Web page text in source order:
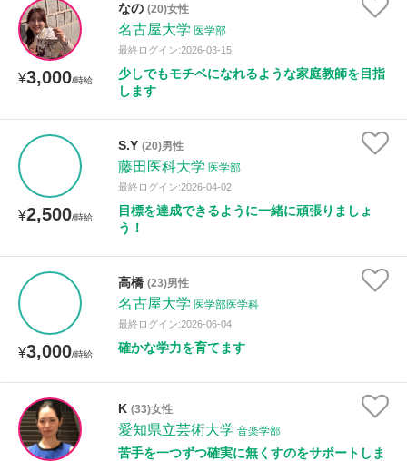
¥3,000/時給
なの (20)女性
名古屋大学 医学部
最終ログイン:2026-03-15
少しでもモチベになれるような家庭教師を目指
します
¥2,500/時給
S.Y (20)男性
藤田医科大学 医学部
最終ログイン:2026-04-02
目標を達成できるように一緒に頑張りましょ
う！
¥3,000/時給
高橋 (23)男性
名古屋大学 医学部医学科
最終ログイン:2026-06-04
確かな学力を育てます
K (33)女性
愛知県立芸術大学 音楽学部
苦手を一つずつ確実に無くすのをサポートしま